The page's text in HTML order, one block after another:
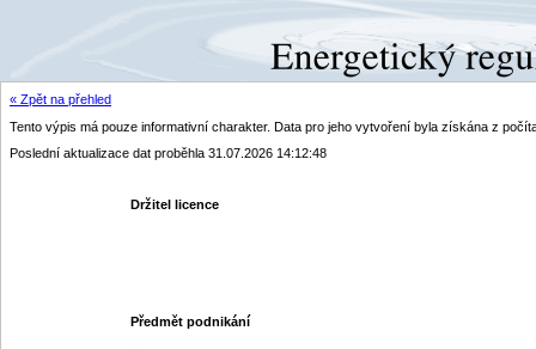
« Zpět na přehled
Tento výpis má pouze informativní charakter. Data pro jeho vytvoření byla získána z
Poslední aktualizace dat proběhla 31.07.2026 14:12:48
Držitel licence
Předmět podnikání